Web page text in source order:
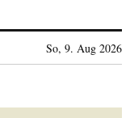
So, 9. Aug 2026